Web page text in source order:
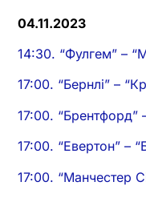
04.11.2023
14:30. “Фулгем” –
17:00. “Бернлі” –
17:00. “Брентфорд”
17:00. “Евертон” –
17:00. “Манчестер